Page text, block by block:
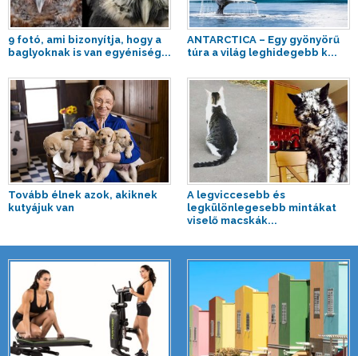
9 fotó, ami bizonyítja, hogy a
baglyoknak is van egyéniség...
ANTARCTICA – Egy gyönyörű
túra a világ leghidegebb k...
Tovább élnek azok, akiknek
kutyájuk van
A legviccesebb és
legkülönlegesebb mintákat
viselő macskák...